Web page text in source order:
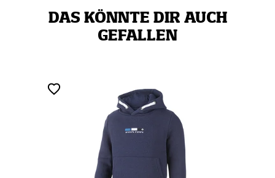
DAS KÖNNTE DIR AUCH
GEFALLEN